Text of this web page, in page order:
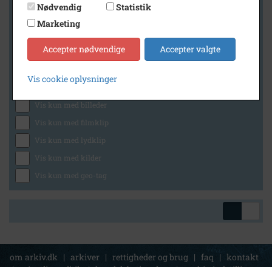
Generelt
Vis kun med billeder
Vis kun med filmklip
Vis kun med lydklip
Vis kun med kilder
Vis kun med geo-tag
om arkiv.dk | arkiver | rettigheder og brug | faq | kontakt
Nødvendig
Statistik
Marketing
Accepter nødvendige Accepter valgte
Vis cookie oplysninger